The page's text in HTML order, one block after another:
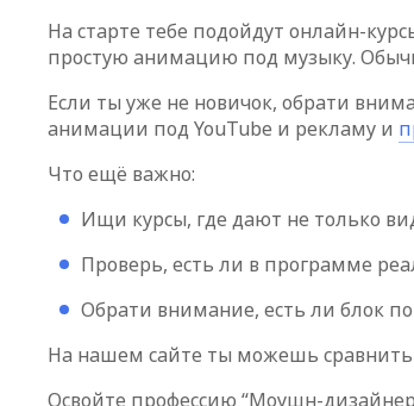
На старте тебе подойдут онлайн-
простую анимацию под музыку.
Если ты уже не новичок, обрати
анимации под YouTube и рекламу и
Что ещё важно:
Ищи курсы, где дают не только
Проверь, есть ли в программе
Обрати внимание, есть ли блок
На нашем сайте ты можешь
Освойте профессию “Моушн-